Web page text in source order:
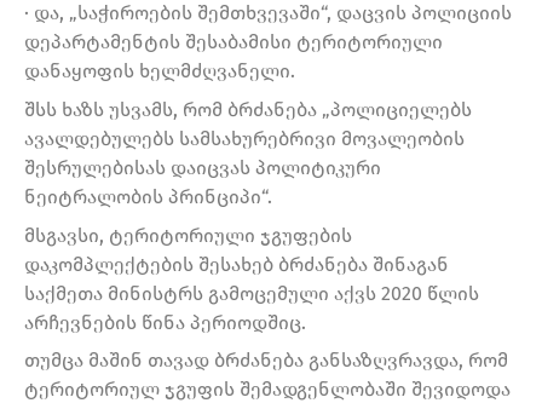
· და, „საჭიროების შემთხვევაში“, დაცვის პოლიციის
დეპარტამენტის შესაბამისი ტერიტორიული
დანაყოფის ხელმძღვანელი.
შსს ხაზს უსვამს, რომ ბრძანება „პოლიციელებს
ავალდებულებს სამსახურებრივი მოვალეობის
შესრულებისას დაიცვას პოლიტიკური
ნეიტრალობის პრინციპი“.
მსგავსი, ტერიტორიული ჯგუფების
დაკომპლექტების შესახებ ბრძანება შინაგან
საქმეთა მინისტრს გამოცემული აქვს 2020 წლის
არჩევნების წინა პერიოდშიც.
თუმცა მაშინ თავად ბრძანება განსაზღვრავდა, რომ
ტერიტორიულ ჯგუფის შემადგენლობაში შევიდოდა